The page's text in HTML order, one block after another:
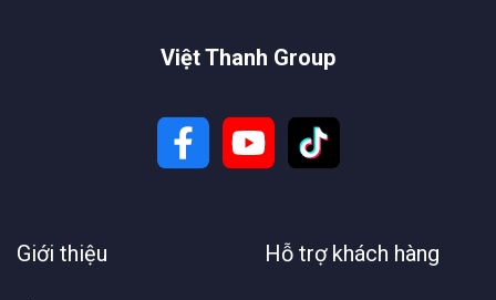
Việt Thanh Group
Giới thiệu Hỗ trợ khách hàng